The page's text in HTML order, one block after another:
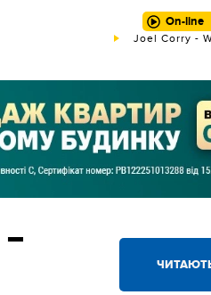
On-line
Joel Corry -
–